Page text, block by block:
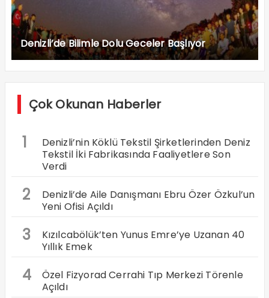
Denizli’de Bilimle Dolu Geceler Başlıyor
Çok Okunan Haberler
1
Denizli’nin Köklü Tekstil Şirketlerinden Deniz
Tekstil İki Fabrikasında Faaliyetlere Son
Verdi
2
Denizli’de Aile Danışmanı Ebru Özer Özkul’un
Yeni Ofisi Açıldı
3
Kızılcabölük’ten Yunus Emre’ye Uzanan 40
Yıllık Emek
4
Özel Fizyorad Cerrahi Tıp Merkezi Törenle
Açıldı